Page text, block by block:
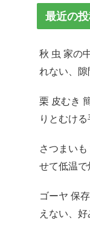
最近の
秋 虫 家の
れない、
栗 皮むき
りとむけ
さつまい
せて低温
ゴーヤ 保
えない、